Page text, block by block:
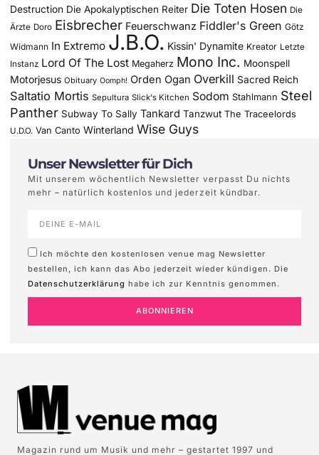
Destruction Die Apokalyptischen Reiter Die Toten Hosen Die
Ärzte Doro Eisbrecher Feuerschwanz Fiddler's Green Götz
Widmann In Extremo J.B.O. Kissin' Dynamite Kreator Letzte
Instanz Lord Of The Lost Megaherz Mono Inc. Moonspell
Motorjesus Obituary Oomph! Orden Ogan Overkill Sacred Reich
Saltatio Mortis Sepultura Slick's Kitchen Sodom Stahlmann Steel
Panther Subway To Sally Tankard Tanzwut The Traceelords
U.D.O. Van Canto Winterland Wise Guys
Unser Newsletter für Dich
Mit unserem wöchentlich Newsletter verpasst Du nichts
mehr – natürlich kostenlos und jederzeit kündbar.
Ich möchte den kostenlosen venue mag Newsletter
bestellen, ich kann das Abo jederzeit wieder kündigen. Die
Datenschutzerklärung habe ich zur Kenntnis genommen.
ABONNIEREN
Magazin rund um Musik und mehr – gestartet 1997 und